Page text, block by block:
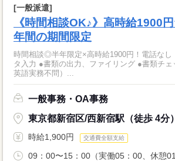
[一般派遣]
《時間相談OK♪》高時給1900
年間の期間限定
時間相談◎半年限定×高時給1900円！電話なし
タ入力 ●書類の出力、ファイリング ●書類チェ
英語実務不問）...
一般事務・OA事務
東京都新宿区/西新宿駅（徒歩 4分）
時給1,900円 交通費全額支給
09：00〜15：00（実働05：00、休憩01